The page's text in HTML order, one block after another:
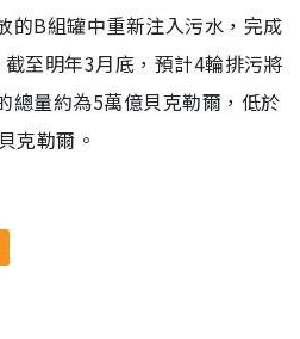
的B組罐中重新注入污水，完成
至明年3月底，預計4輪排污將
總量約為5萬億貝克勒爾，低於
克勒爾。